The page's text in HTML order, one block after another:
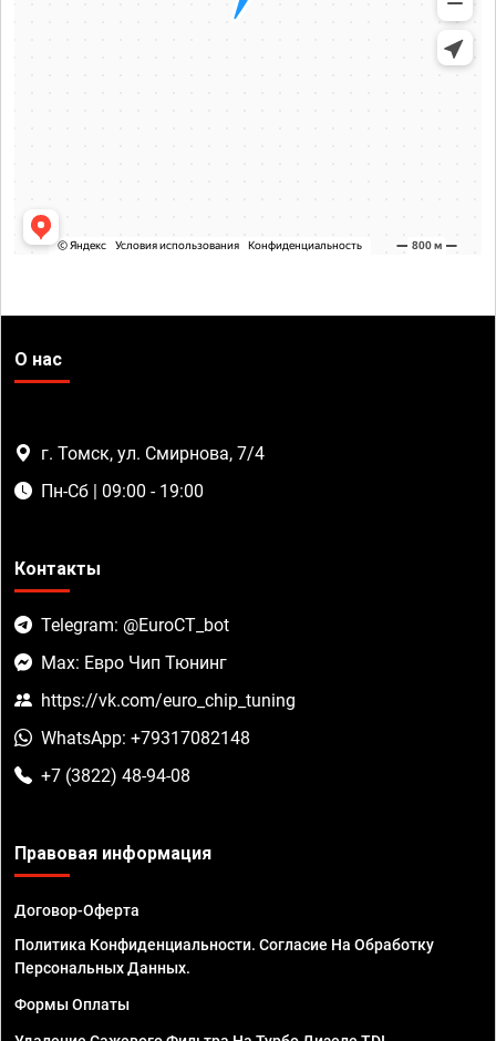
О нас
г. Томск, ул. Смирнова, 7/4
Пн-Сб | 09:00 - 19:00
Контакты
Telegram: @EuroCT_bot
Max: Евро Чип Тюнинг
https://vk.com/euro_chip_tuning
WhatsApp: +79317082148
+7 (3822) 48-94-08
Правовая информация
Договор-Оферта
Политика Конфиденциальности. Согласие На Обработку
Персональных Данных.
Формы Оплаты